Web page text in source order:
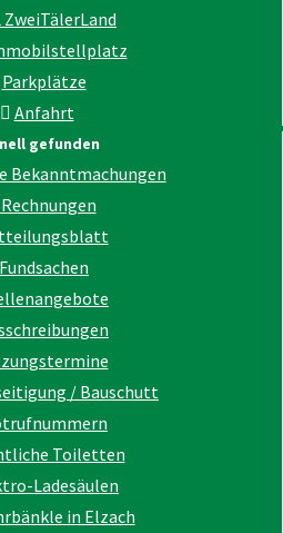
ZweiTälerLand
Parkplätze
Anfahrt
gefunden
Bekanntmachungen
Fundsachen
/ Bauschutt
Toiletten
Ladesäulen
in Elzach